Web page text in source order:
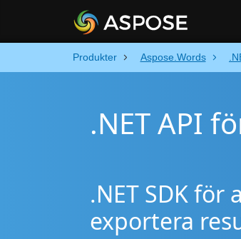
Produkter Aspose.Words
.NET API
.NET SDK för
exportera